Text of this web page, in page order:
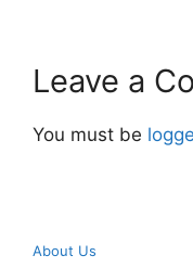
Leave a
You must be
About Us